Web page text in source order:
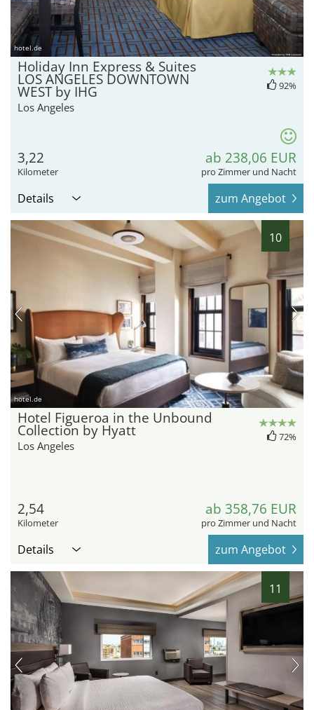
hotel.de
Holiday Inn Express & Suites
LOS ANGELES DOWNTOWN
WEST by IHG
Los Angeles
92%
3,22
Kilometer
ab 238,06 EUR
pro Zimmer und Nacht
Details zum Angebot
10
hotel.de
Hotel Figueroa in the Unbound
Collection by Hyatt
Los Angeles
72%
2,54
Kilometer
ab 358,76 EUR
pro Zimmer und Nacht
Details zum Angebot
11